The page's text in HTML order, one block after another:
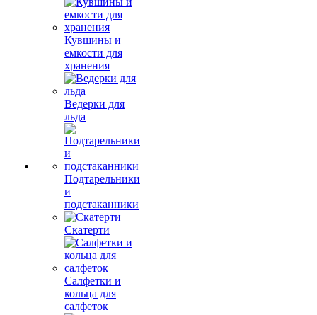
Кувшины и
емкости для
хранения
Ведерки для
льда
Подтарельники
и
подстаканники
Скатерти
Салфетки и
кольца для
салфеток